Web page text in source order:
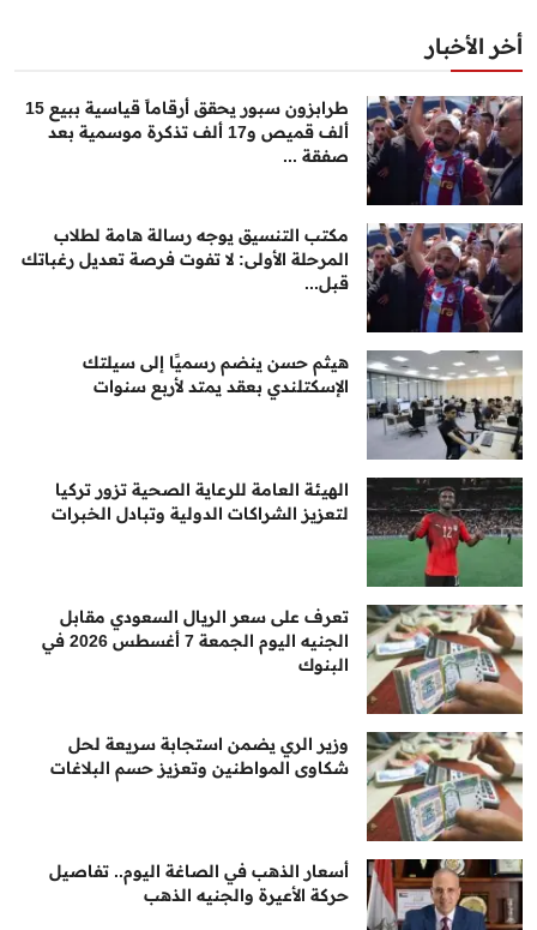
أخر الأخبار
طرابزون سبور يحقق أرقاماً قياسية ببيع 15
ألف قميص و17 ألف تذكرة موسمية بعد
صفقة ...
مكتب التنسيق يوجه رسالة هامة لطلاب
المرحلة الأولى: لا تفوت فرصة تعديل رغباتك
قبل...
هيثم حسن ينضم رسميًا إلى سيلتك
الإسكتلندي بعقد يمتد لأربع سنوات
الهيئة العامة للرعاية الصحية تزور تركيا
لتعزيز الشراكات الدولية وتبادل الخبرات
تعرف على سعر الريال السعودي مقابل
الجنيه اليوم الجمعة 7 أغسطس 2026 في
البنوك
وزير الري يضمن استجابة سريعة لحل
شكاوى المواطنين وتعزيز حسم البلاغات
أسعار الذهب في الصاغة اليوم.. تفاصيل
حركة الأعيرة والجنيه الذهب